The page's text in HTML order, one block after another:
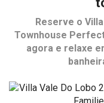
Reserve o
Townhouse
agora e relaxe